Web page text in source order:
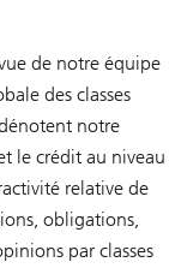
de notre équipe
des classes
notre
le crédit au niveau
relative de
obligations,
par classes